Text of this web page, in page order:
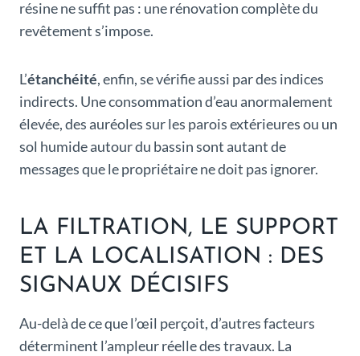
résine ne suffit pas : une rénovation complète du
revêtement s’impose.
L’étanchéité, enfin, se vérifie aussi par des indices
indirects. Une consommation d’eau anormalement
élevée, des auréoles sur les parois extérieures ou un
sol humide autour du bassin sont autant de
messages que le propriétaire ne doit pas ignorer.
LA FILTRATION, LE SUPPORT
ET LA LOCALISATION : DES
SIGNAUX DÉCISIFS
Au-delà de ce que l’œil perçoit, d’autres facteurs
déterminent l’ampleur réelle des travaux. La